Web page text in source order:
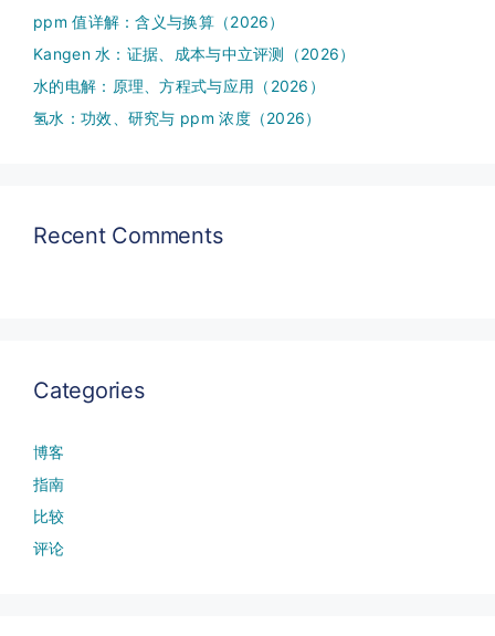
ppm 值详解：含义与换算（2026）
Kangen 水：证据、成本与中立评测（2026）
水的电解：原理、方程式与应用（2026）
氢水：功效、研究与 ppm 浓度（2026）
Recent Comments
Categories
博客
指南
比较
评论